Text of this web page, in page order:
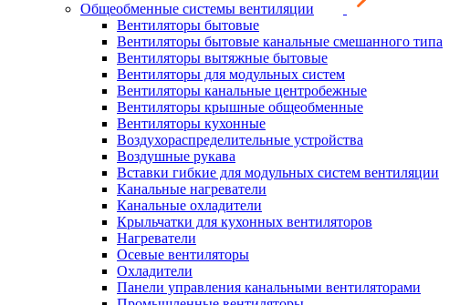
Общеобменные системы вентиляции
Вентиляторы бытовые
Вентиляторы бытовые канальные смешанного типа
Вентиляторы вытяжные бытовые
Вентиляторы для модульных систем
Вентиляторы канальные центробежные
Вентиляторы крышные общеобменные
Вентиляторы кухонные
Воздухораспределительные устройства
Воздушные рукава
Вставки гибкие для модульных систем вентиляции
Канальные нагреватели
Канальные охладители
Крыльчатки для кухонных вентиляторов
Нагреватели
Осевые вентиляторы
Охладители
Панели управления канальными вентиляторами